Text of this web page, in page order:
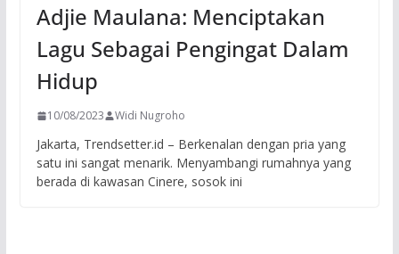
Adjie Maulana: Menciptakan
Lagu Sebagai Pengingat Dalam
Hidup
10/08/2023 Widi Nugroho
Jakarta, Trendsetter.id – Berkenalan dengan pria yang
satu ini sangat menarik. Menyambangi rumahnya yang
berada di kawasan Cinere, sosok ini